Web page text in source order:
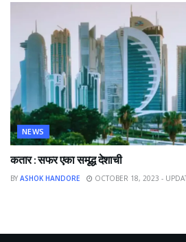
NEWS
कतार : सफर एका समृद्ध देशाची
BY ASHOK HANDORE OCTOBER 18, 2023 -